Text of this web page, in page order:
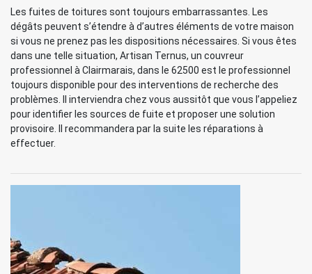
Les fuites de toitures sont toujours embarrassantes. Les
dégâts peuvent s’étendre à d’autres éléments de votre maison
si vous ne prenez pas les dispositions nécessaires. Si vous êtes
dans une telle situation, Artisan Ternus, un couvreur
professionnel à Clairmarais, dans le 62500 est le professionnel
toujours disponible pour des interventions de recherche des
problèmes. Il interviendra chez vous aussitôt que vous l’appeliez
pour identifier les sources de fuite et proposer une solution
provisoire. Il recommandera par la suite les réparations à
effectuer.